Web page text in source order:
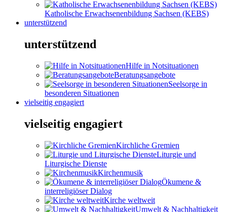
Katholische Erwachsenenbildung Sachsen (KEBS)
unterstützend
unterstützend
Hilfe in Notsituationen
Beratungsangebote
Seelsorge in
besonderen Situationen
vielseitig engagiert
vielseitig engagiert
Kirchliche Gremien
Liturgie und
Liturgische Dienste
Kirchenmusik
Ökumene &
interreligiöser Dialog
Kirche weltweit
Umwelt & Nachhaltigkeit